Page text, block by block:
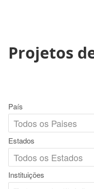
Projetos
País
Estados
Instituições